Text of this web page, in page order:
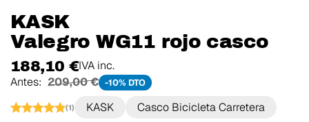
KASK
Valegro WG11 rojo casco
188,10 €IVA inc.
Antes: 209,00 € -10% DTO
(1) KASK Casco Bicicleta Carretera